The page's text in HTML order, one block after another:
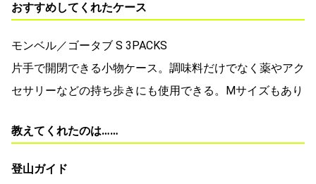
おすすめしてくれたケース
モンベル／ゴータブ S 3PACKS
片手で開閉できる小物ケース。調味料だけでなく薬やアク
セサリーなどの持ち歩きにも使用できる。Mサイズもあり
教えてくれたのは……
登山ガイド